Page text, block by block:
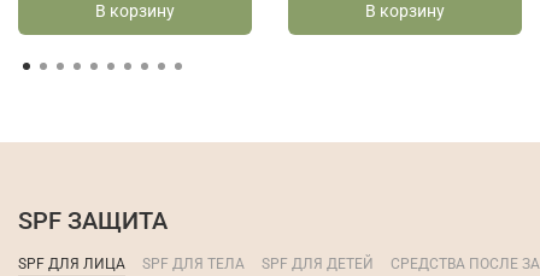
В корзину В корзину
SPF ЗАЩИТА
SPF ДЛЯ ЛИЦА SPF ДЛЯ ТЕЛА SPF ДЛЯ ДЕТЕЙ СРЕДСТВА ПОСЛЕ